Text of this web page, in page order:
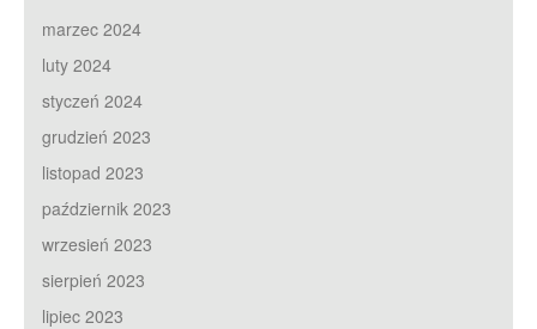
marzec 2024
luty 2024
styczeń 2024
grudzień 2023
listopad 2023
październik 2023
wrzesień 2023
sierpień 2023
lipiec 2023